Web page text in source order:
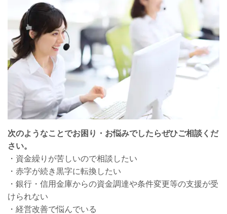
次のようなことでお困り・お悩みでしたらぜひご相談くだ
さい。
・資金繰りが苦しいので相談したい
・赤字が続き黒字に転換したい
・銀行・信用金庫からの資金調達や条件変更等の支援が受
けられない
・経営改善で悩んでいる